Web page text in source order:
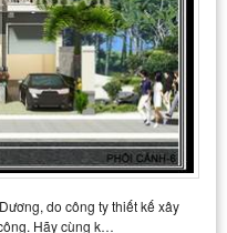
do công ty thiết kế xây
Hãy cùng k…